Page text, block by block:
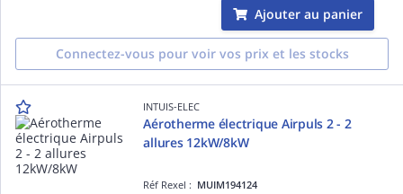
Ajouter au panier
Connectez-vous pour voir vos prix et les stocks
INTUIS-ELEC
Aérotherme électrique Airpuls 2 - 2
allures 12kW/8kW
Réf Rexel : MUIM194124